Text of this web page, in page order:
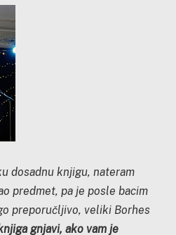
dosadnu knjigu, nateram
predmet, pa je posle bacim
preporučljivo, veliki Borhes
gnjavi, ako vam je